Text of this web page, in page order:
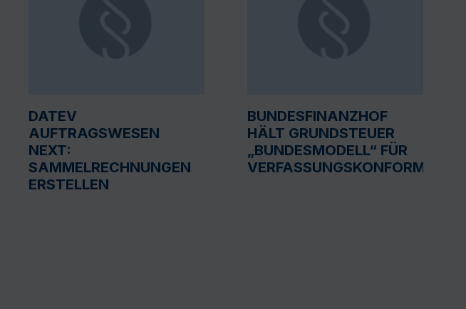
DATEV
AUFTRAGSWESEN
NEXT:
SAMMELRECHNUNGEN
ERSTELLEN
BUNDESFINANZHOF
HÄLT GRUNDSTEUER
„BUNDESMODELL“ FÜR
VERFASSUNGSKONFORM